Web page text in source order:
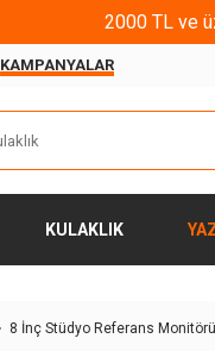
2000 TL ve
KAMPANYALAR
KULAKLIK
8 İnç Stüdyo Referans Monitörü